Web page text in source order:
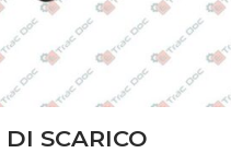
SCARICO